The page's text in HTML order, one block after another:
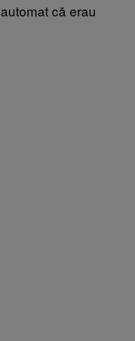
că erau